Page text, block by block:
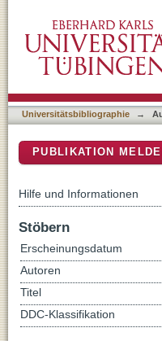
Universitätsbibliographie →
PUBLIKATION
Hilfe und Informationen
Stöbern
Erscheinungsdatum
Autoren
Titel
DDC-Klassifikation